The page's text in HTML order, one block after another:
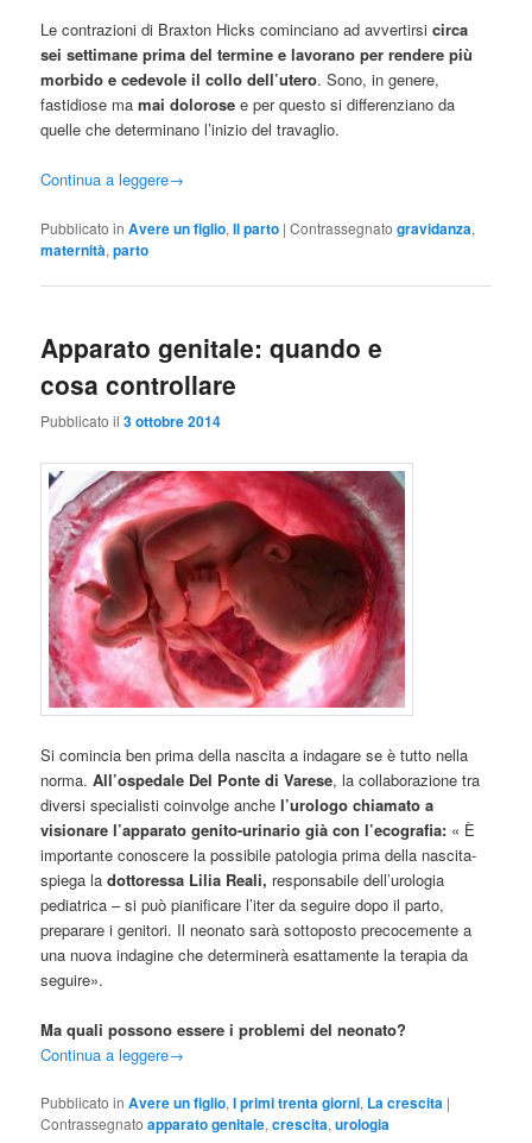
Le contrazioni di Braxton Hicks cominciano ad avvertirsi circa
sei settimane prima del termine e lavorano per rendere più
morbido e cedevole il collo dell’utero. Sono, in genere,
fastidiose mamai dolorose e per questo si differenziano da
quelle che determinano l’inizio del travaglio.
Continua a leggere→
Pubblicato in Avere un figlio,Il parto |Contrassegnato gravidanza,
maternità,parto
Apparato genitale: quando e
cosa controllare
Pubblicato il3 ottobre 2014
Si comincia ben prima della nascita a indagare se è tutto nella
norma. All’ospedale Del Ponte di Varese, la collaborazione tra
diversi specialisti coinvolge anche l’urologo chiamato a
visionare l’apparato genito-urinario già con l’ecografia: « È
importante conoscere la possibile patologia prima della nascita-
spiega ladottoressa Lilia Reali, responsabile dell’urologia
pediatrica – si può pianificare l’iter da seguire dopo il parto,
preparare i genitori. Il neonato sarà sottoposto precocemente a
una nuova indagine che determinerà esattamente la terapia da
seguire».
Ma quali possono essere i problemi del neonato?
Continua a leggere→
Pubblicato in Avere un figlio,I primi trenta giorni, La crescita |
Contrassegnato apparato genitale,crescita,urologia